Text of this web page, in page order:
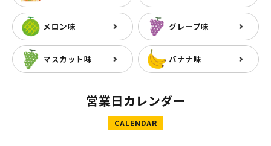
メロン味 グレープ味
マスカット味 バナナ味
営業日カレンダー
CALENDAR